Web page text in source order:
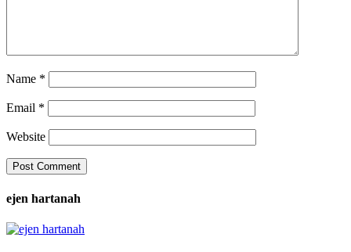
Name *
Email *
Website
ejen hartanah